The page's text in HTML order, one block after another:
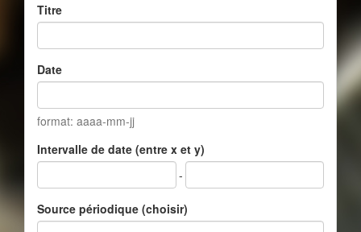
Titre
Date
format: aaaa-mm-jj
Intervalle de date (entre x et y)
-
Source périodique (choisir)